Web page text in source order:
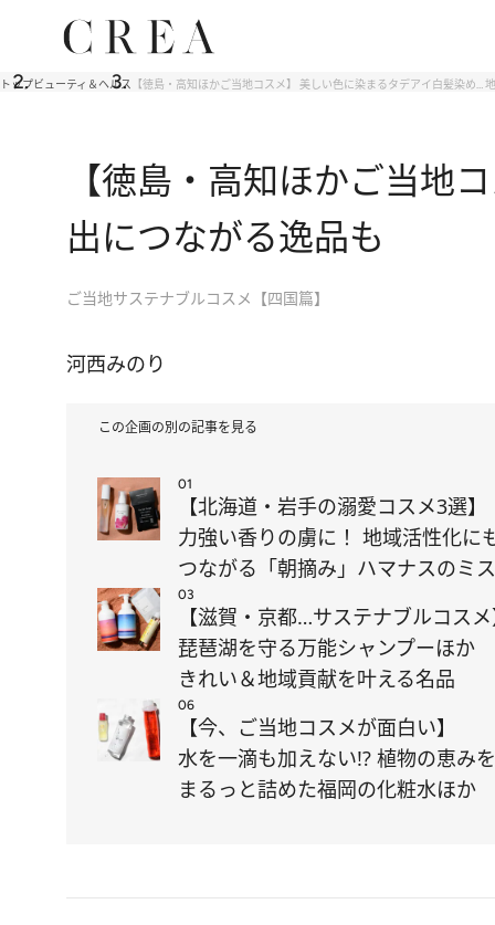
トップビューティ＆ヘルス 【徳島・高知ほかご当地コスメ】 美しい色に染まるタデアイ白髪染め…
【徳島・高知ほかご当地
出につながる逸品も
ご当地サステナブルコスメ【四国篇】
河西みのり
この企画の別の記事を見る
01
【北海道・岩手の溺愛コスメ3選】
力強い香りの虜に！ 地域活性化に
つながる「朝摘み」ハマナスのミ
03
【滋賀・京都…サステナブルコス
琵琶湖を守る万能シャンプーほか
きれい＆地域貢献を叶える名品
06
【今、ご当地コスメが面白い】
水を一滴も加えない!? 植物の恵みを
まるっと詰めた福岡の化粧水ほか